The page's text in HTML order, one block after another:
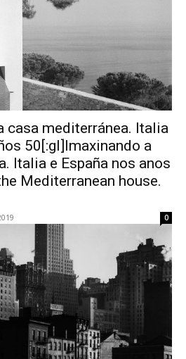
casa mediterránea. Italia
50[:gl]Imaxinando a
Italia e España nos anos
Mediterranean house.
0